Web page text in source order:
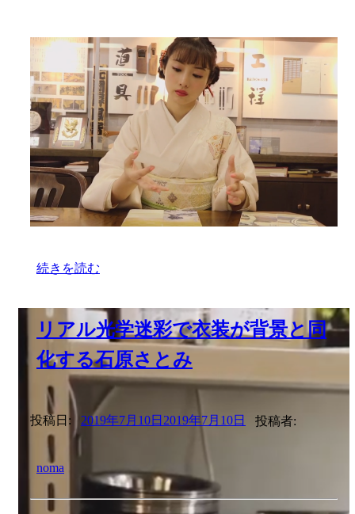
続きを読む
リアル光学迷彩で衣装が背景と同
化する石原さとみ
投稿日: 2019年7月10日 2019年7月10日 投稿者:
noma